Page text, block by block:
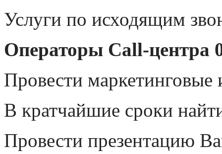
Услуги по исходящим
Операторы Call-центра
Провести маркетинговые
В кратчайшие сроки
Провести презентацию